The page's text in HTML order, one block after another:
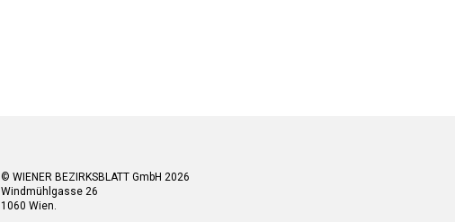
© WIENER BEZIRKSBLATT GmbH 2026
Windmühlgasse 26
1060 Wien.